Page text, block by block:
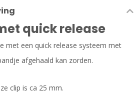
quick release
met een quick release systeem met
afgehaald kan zorden.
clip is ca 25 mm.